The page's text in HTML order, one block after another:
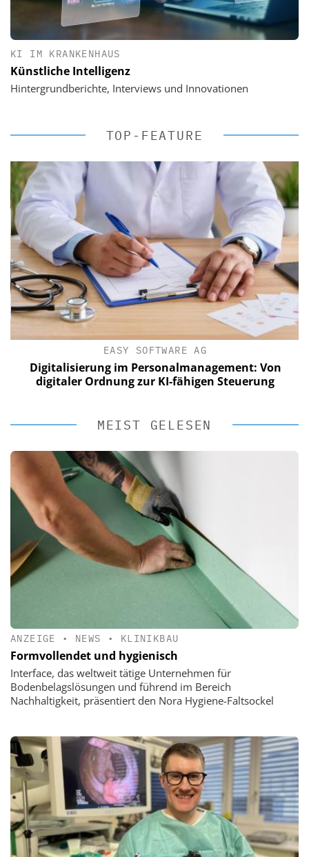
KI IM KRANKENHAUS
Künstliche Intelligenz
Hintergrundberichte, Interviews und Innovationen
TOP-FEATURE
EASY SOFTWARE AG
Digitalisierung im Personalmanagement: Von
digitaler Ordnung zur KI-fähigen Steuerung
MEIST GELESEN
ANZEIGE • NEWS • KLINIKBAU
Formvollendet und hygienisch
Interface, das weltweit tätige Unternehmen für
Bodenbelagslösungen und führend im Bereich
Nachhaltigkeit, präsentiert den Nora Hygiene-Faltsockel